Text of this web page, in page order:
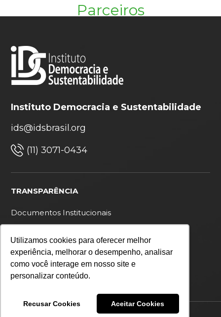
Utilizamos cookies para oferecer melhor
experiência, melhorar o desempenho, analisar
como você interage em nosso site e
personalizar conteúdo.
Recusar Cookies Aceitar Cookies
Parceiros
Instituto Democracia e Sustentabilidade
ids@idsbrasil.org
(11) 3071-0434
TRANSPARÊNCIA
Documentos Institucionais
Política de privacidade